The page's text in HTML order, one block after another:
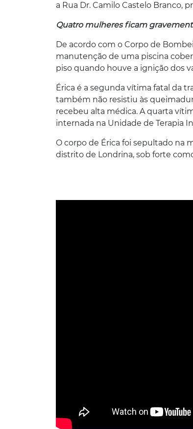
a Rua Dr. Camilo Castelo Branco,
Quatro mulheres ficam
De acordo com o Corpo de
manutenção de uma piscina
piso quando houve a ignição dos
Érica é a segunda vítima fatal da
também não resistiu às
recebeu alta médica. A quarta
internada na Unidade de Terapia
O corpo de Érica foi sepultado na
distrito de Londrina, sob forte